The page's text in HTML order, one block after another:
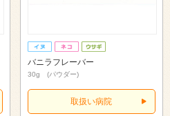
バニラフレーバー
30g (パウダー)
取扱い病院